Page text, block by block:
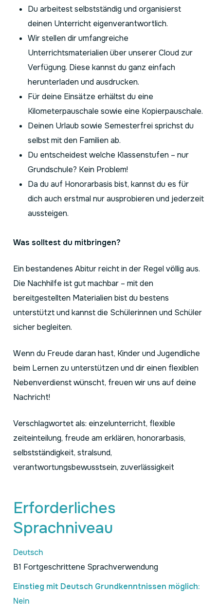
Du arbeitest selbstständig und organisierst
deinen Unterricht eigenverantwortlich.
Wir stellen dir umfangreiche
Unterrichtsmaterialien über unserer Cloud zur
Verfügung. Diese kannst du ganz einfach
herunterladen und ausdrucken.
Für deine Einsätze erhältst du eine
Kilometerpauschale sowie eine Kopierpauschale.
Deinen Urlaub sowie Semesterfrei sprichst du
selbst mit den Familien ab.
Du entscheidest welche Klassenstufen – nur
Grundschule? Kein Problem!
Da du auf Honorarbasis bist, kannst du es für
dich auch erstmal nur ausprobieren und jederzeit
aussteigen.
Was solltest du mitbringen?
Ein bestandenes Abitur reicht in der Regel völlig aus.
Die Nachhilfe ist gut machbar – mit den
bereitgestellten Materialien bist du bestens
unterstützt und kannst die Schülerinnen und Schüler
sicher begleiten.
Wenn du Freude daran hast, Kinder und Jugendliche
beim Lernen zu unterstützen und dir einen flexiblen
Nebenverdienst wünscht, freuen wir uns auf deine
Nachricht!
Verschlagwortet als: einzelunterricht, flexible
zeiteinteilung, freude am erklären, honorarbasis,
selbstständigkeit, stralsund,
verantwortungsbewusstsein, zuverlässigkeit
Erforderliches
Sprachniveau
Deutsch
B1 Fortgeschrittene Sprachverwendung
Einstieg mit Deutsch Grundkenntnissen möglich:
Nein